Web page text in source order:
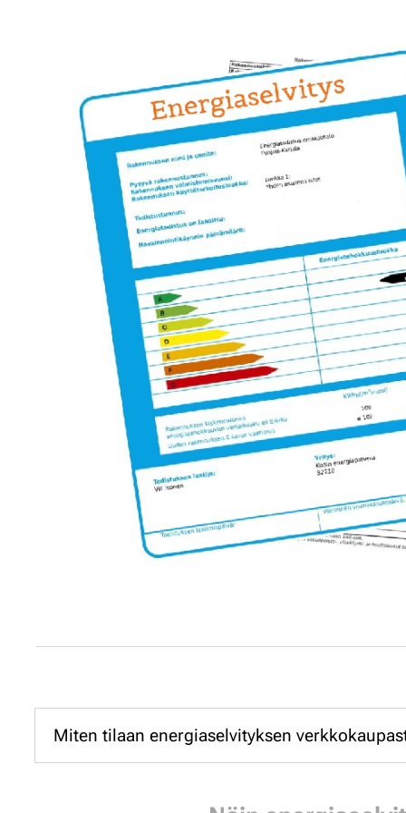
Miten tilaan energiaselvityksen